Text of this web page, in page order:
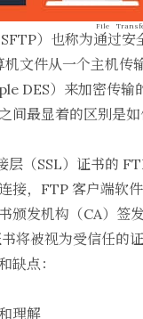
SFTP）也称为通过安
File
机文件从一个主机传
DES）来加密传输
间最显着的区别是如
层（SSL）证书的
接， FTP 客户端软件
颁发机构（CA）签
将被视为受信任的
缺点：
理解